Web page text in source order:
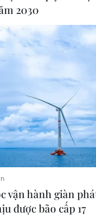
Xem thêm
THÔNG TẤN XÃ VIỆT NAM
TRẦN TIẾN DUẨN
tập: NGUYỄN THỊ
Quy
TTXVN
2030
vận hành giàn
được bão cấp 17